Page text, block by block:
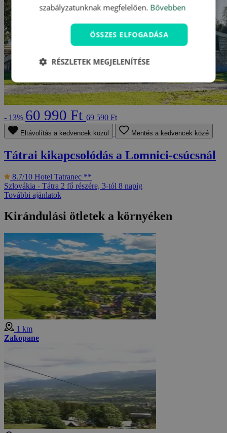
- 13% 60 990 Ft 69 590 Ft
Eltávolítás a kedvencek közül Mentés a kedvencek közé
Tátrai kikapcsolódás a Lomnici-csúcsnál
8.7/10 Hotel Tatranec **
Szlovákia - Tátra 2 fő részére, 3-tól 8 napig
További ajánlatok
Kirándulási ötletek a környéken
1 km
Zakopane
szabályzatunknak megfelelően. Bővebben
ÖSSZES ELFOGADÁSA
RÉSZLETEK MEGJELENÍTÉSE